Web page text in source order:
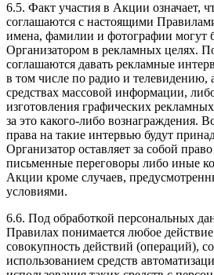
6.5. Факт участия в Акции означает,
соглашаются с настоящими
имена, фамилии и фотографии могут
Организатором в рекламных целях.
соглашаются давать рекламные
в том числе по радио и телевидению,
средствах массовой информации,
изготовления графических
за это какого-либо вознаграждения.
права на такие интервью будут
Организатор оставляет за собой
письменные переговоры либо иные
Акции кроме случаев,
условиями.
6.6. Под обработкой персональных
Правилах понимается любое
совокупность действий (операций),
использованием средств